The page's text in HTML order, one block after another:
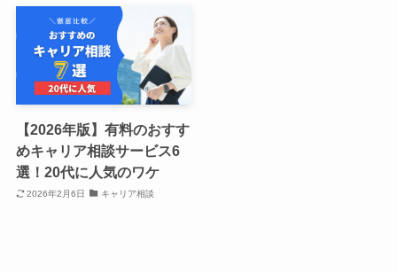
【2026年版】有料のおすす
めキャリア相談サービス6
選！20代に人気のワケ
2026年2月6日 キャリア相談